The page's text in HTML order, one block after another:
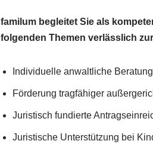
familum begleitet Sie als
folgenden Themen verlässlich
Individuelle anwaltliche
Förderung tragfähiger
Juristisch fundierte
Juristische Unterstützung bei